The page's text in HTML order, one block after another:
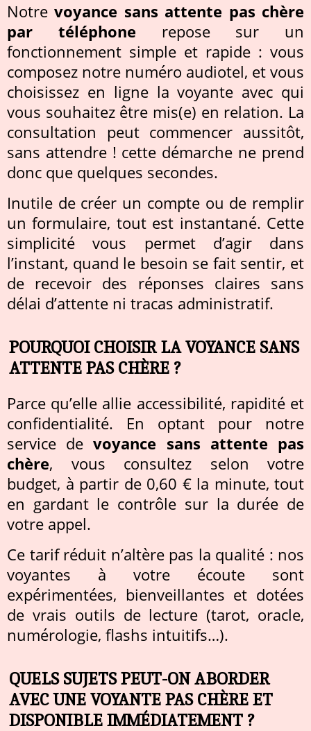
Notrevoyance sans attente pas chère
par téléphone repose sur un
fonctionnement simple et rapide : vous
composez notre numéro audiotel, et vous
choisissez en ligne la voyante avec qui
vous souhaitez être mis(e) en relation. La
consultation peut commencer aussitôt,
sans attendre ! cette démarche ne prend
donc que quelques secondes.
Inutile de créer un compte ou de remplir
un formulaire, tout est instantané. Cette
simplicité vous permet d’agir dans
l’instant, quand le besoin se fait sentir, et
de recevoir des réponses claires sans
délai d’attente ni tracas administratif.
POURQUOI CHOISIR LA VOYANCE SANS
ATTENTE PAS CHÈRE ?
Parce qu’elle allie accessibilité, rapidité et
confidentialité. En optant pour notre
service devoyance sans attente pas
chère, vous consultez selon votre
budget, à partir de 0,60 € la minute, tout
en gardant le contrôle sur la durée de
votre appel.
Ce tarif réduit n’altère pas la qualité : nos
voyantes à votre écoute sont
expérimentées, bienveillantes et dotées
de vrais outils de lecture (tarot, oracle,
numérologie, flashs intuitifs…).
QUELS SUJETS PEUT-ON ABORDER
AVEC UNE VOYANTE PAS CHÈRE ET
DISPONIBLE IMMÉDIATEMENT ?